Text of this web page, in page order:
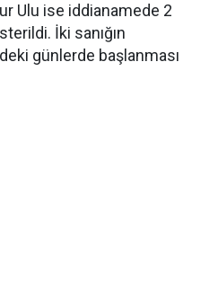
Ulu ise iddianamede 2
İki sanığın
günlerde başlanması